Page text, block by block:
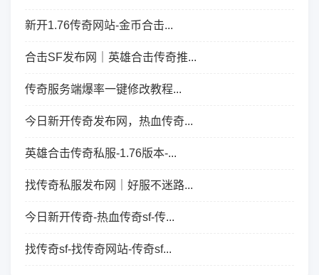
新开1.76传奇网站-金币合击...
合击SF发布网｜英雄合击传奇推...
传奇服务端爆率一键修改教程...
今日新开传奇发布网，热血传奇...
英雄合击传奇私服-1.76版本-...
找传奇私服发布网｜好服不迷路...
今日新开传奇-热血传奇sf-传...
找传奇sf-找传奇网站-传奇sf...